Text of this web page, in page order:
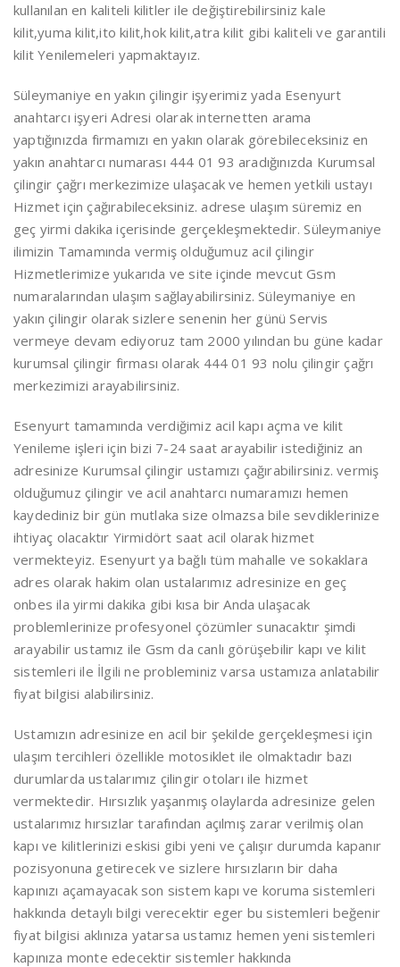
kullanılan en kaliteli kilitler ile değiştirebilirsiniz kale
kilit,yuma kilit,ito kilit,hok kilit,atra kilit gibi kaliteli ve garantili
kilit Yenilemeleri yapmaktayız.
Süleymaniye en yakın çilingir işyerimiz yada Esenyurt
anahtarcı işyeri Adresi olarak internetten arama
yaptığınızda firmamızı en yakın olarak görebileceksiniz en
yakın anahtarcı numarası 444 01 93 aradığınızda Kurumsal
çilingir çağrı merkezimize ulaşacak ve hemen yetkili ustayı
Hizmet için çağırabileceksiniz. adrese ulaşım süremiz en
geç yirmi dakika içerisinde gerçekleşmektedir. Süleymaniye
ilimizin Tamamında vermiş olduğumuz acil çilingir
Hizmetlerimize yukarıda ve site içinde mevcut Gsm
numaralarından ulaşım sağlayabilirsiniz. Süleymaniye en
yakın çilingir olarak sizlere senenin her günü Servis
vermeye devam ediyoruz tam 2000 yılından bu güne kadar
kurumsal çilingir firması olarak 444 01 93 nolu çilingir çağrı
merkezimizi arayabilirsiniz.
Esenyurt tamamında verdiğimiz acil kapı açma ve kilit
Yenileme işleri için bizi 7-24 saat arayabilir istediğiniz an
adresinize Kurumsal çilingir ustamızı çağırabilirsiniz. vermiş
olduğumuz çilingir ve acil anahtarcı numaramızı hemen
kaydediniz bir gün mutlaka size olmazsa bile sevdiklerinize
ihtiyaç olacaktır Yirmidört saat acil olarak hizmet
vermekteyiz. Esenyurt ya bağlı tüm mahalle ve sokaklara
adres olarak hakim olan ustalarımız adresinize en geç
onbes ila yirmi dakika gibi kısa bir Anda ulaşacak
problemlerinize profesyonel çözümler sunacaktır şimdi
arayabilir ustamız ile Gsm da canlı görüşebilir kapı ve kilit
sistemleri ile İlgili ne probleminiz varsa ustamıza anlatabilir
fiyat bilgisi alabilirsiniz.
Ustamızın adresinize en acil bir şekilde gerçekleşmesi için
ulaşım tercihleri özellikle motosiklet ile olmaktadır bazı
durumlarda ustalarımız çilingir otoları ile hizmet
vermektedir. Hırsızlık yaşanmış olaylarda adresinize gelen
ustalarımız hırsızlar tarafından açılmış zarar verilmiş olan
kapı ve kilitlerinizi eskisi gibi yeni ve çalışır durumda kapanır
pozisyonuna getirecek ve sizlere hırsızların bir daha
kapınızı açamayacak son sistem kapı ve koruma sistemleri
hakkında detaylı bilgi verecektir eger bu sistemleri beğenir
fiyat bilgisi aklınıza yatarsa ustamız hemen yeni sistemleri
kapınıza monte edecektir sistemler hakkında